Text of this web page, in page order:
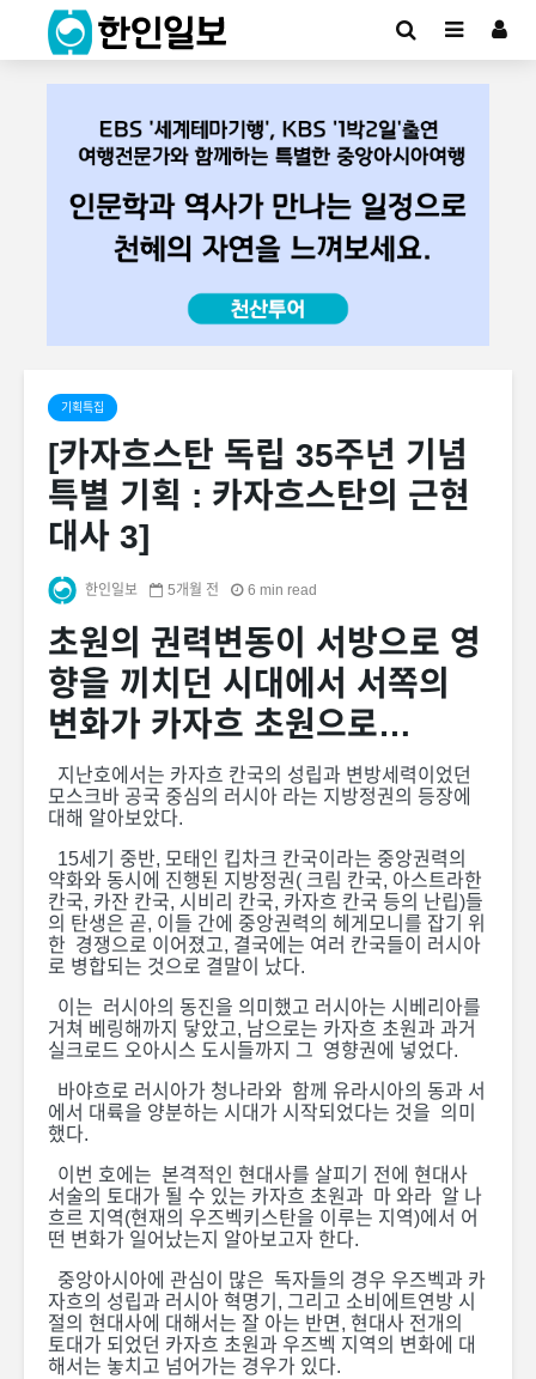
기획특집
[카자흐스탄 독립 35주년 기념
특별 기획 : 카자흐스탄의 근현
대사 3]
한인일보 5개월 전 6 min read
초원의 권력변동이 서방으로 영
향을 끼치던 시대에서 서쪽의
변화가 카자흐 초원으로…
지난호에서는 카자흐 칸국의 성립과 변방세력이었던
모스크바 공국 중심의 러시아 라는 지방정권의 등장에
대해 알아보았다.
15세기 중반, 모태인 킵차크 칸국이라는 중앙권력의
약화와 동시에 진행된 지방정권( 크림 칸국, 아스트라한
칸국, 카잔 칸국, 시비리 칸국, 카자흐 칸국 등의 난립)들
의 탄생은 곧, 이들 간에 중앙권력의 헤게모니를 잡기 위
한 경쟁으로 이어졌고, 결국에는 여러 칸국들이 러시아
로 병합되는 것으로 결말이 났다.
이는 러시아의 동진을 의미했고 러시아는 시베리아를
거쳐 베링해까지 닿았고, 남으로는 카자흐 초원과 과거
실크로드 오아시스 도시들까지 그 영향권에 넣었다.
바야흐로 러시아가 청나라와 함께 유라시아의 동과 서
에서 대륙을 양분하는 시대가 시작되었다는 것을 의미
했다.
이번 호에는 본격적인 현대사를 살피기 전에 현대사
서술의 토대가 될 수 있는 카자흐 초원과 마 와라 알 나
흐르 지역(현재의 우즈벡키스탄을 이루는 지역)에서 어
떤 변화가 일어났는지 알아보고자 한다.
중앙아시아에 관심이 많은 독자들의 경우 우즈벡과 카
자흐의 성립과 러시아 혁명기, 그리고 소비에트연방 시
절의 현대사에 대해서는 잘 아는 반면, 현대사 전개의
토대가 되었던 카자흐 초원과 우즈벡 지역의 변화에 대
해서는 놓치고 넘어가는 경우가 있다.